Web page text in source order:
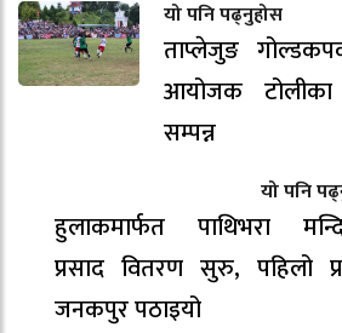
यो पनि पढ्नुहोस
ताप्लेजुङ
आयोजक
सम्पन्न
यो पनि
हुलाकमार्फत पाथिभरा
प्रसाद वितरण सुरु, पहिलो
जनकपुर पठाइयो